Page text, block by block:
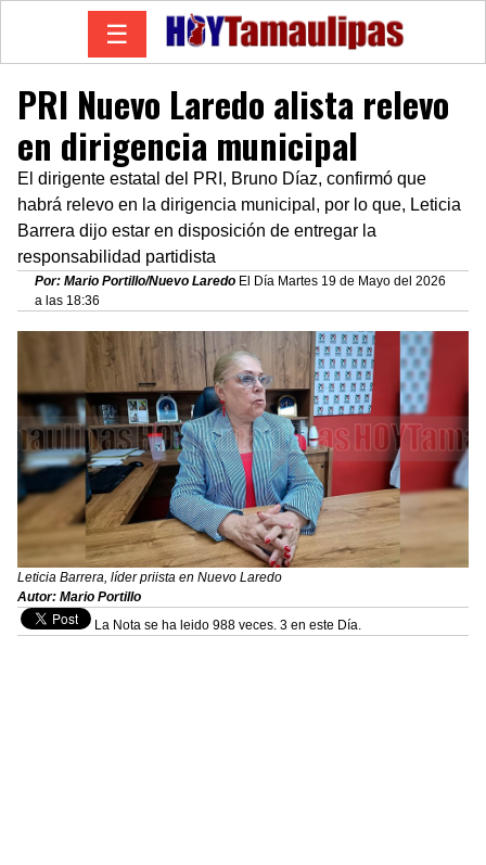
☰
PRI Nuevo Laredo alista relevo
en dirigencia municipal
El dirigente estatal del PRI, Bruno Díaz, confirmó que
habrá relevo en la dirigencia municipal, por lo que, Leticia
Barrera dijo estar en disposición de entregar la
responsabilidad partidista
Por: Mario Portillo/Nuevo Laredo El Día Martes 19 de Mayo del 2026
a las 18:36
Leticia Barrera, líder priista en Nuevo Laredo
Autor: Mario Portillo
La Nota se ha leido 988 veces. 3 en este Día.